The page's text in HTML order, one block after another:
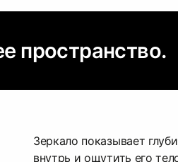
пространство.
Зеркало показывает
внутрь и ощутить его